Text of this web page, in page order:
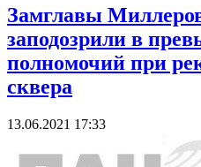
Замглавы
заподозрили в
полномочий при
сквера
13.06.2021 17:33